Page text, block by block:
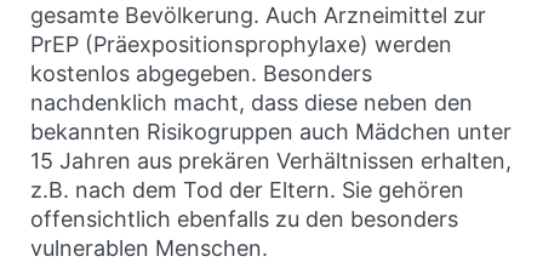
gesamte Bevölkerung. Auch Arzneimittel zur
PrEP (Präexpositionsprophylaxe) werden
kostenlos abgegeben. Besonders
nachdenklich macht, dass diese neben den
bekannten Risikogruppen auch Mädchen unter
15 Jahren aus prekären Verhältnissen erhalten,
z.B. nach dem Tod der Eltern. Sie gehören
offensichtlich ebenfalls zu den besonders
vulnerablen Menschen.